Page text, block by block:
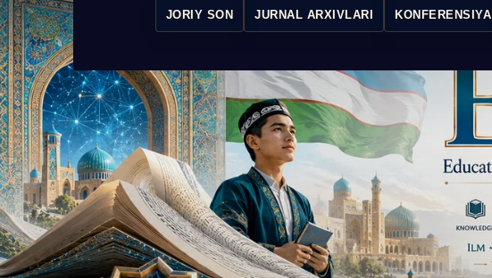
JORIY SON JURNAL ARXIVLARI KONFERENSIYA